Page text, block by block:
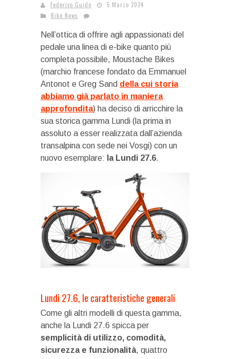
Federico Guido
5 Marzo 2024
Bike News
Nell’ottica di offrire agli appassionati del
pedale una linea di e-bike quanto più
completa possibile, Moustache Bikes
(marchio francese fondato da Emmanuel
Antonot e Greg Sand della cui storia
abbiamo già parlato in maniera
approfondita) ha deciso di arricchire la
sua storica gamma Lundi (la prima in
assoluto a esser realizzata dall’azienda
transalpina con sede nei Vosgi) con un
nuovo esemplare: la Lundi 27.6.
Lundi 27.6, le caratteristiche generali
Come gli altri modelli di questa gamma,
anche la Lundi 27.6 spicca per
semplicità di utilizzo, comodità,
sicurezza e funzionalità, quattro